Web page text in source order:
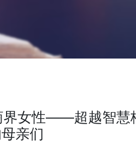
界女性——超越智慧
亲们